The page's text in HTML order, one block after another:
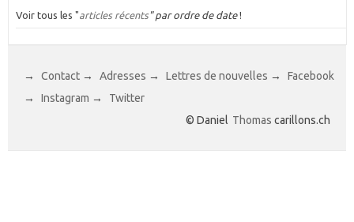
Voir tous les "articles récents" par ordre de date!
→ Contact → Adresses → Lettres de nouvelles →
Facebook
→
Instagram →
Twitter
© Daniel Thomas carillons.ch